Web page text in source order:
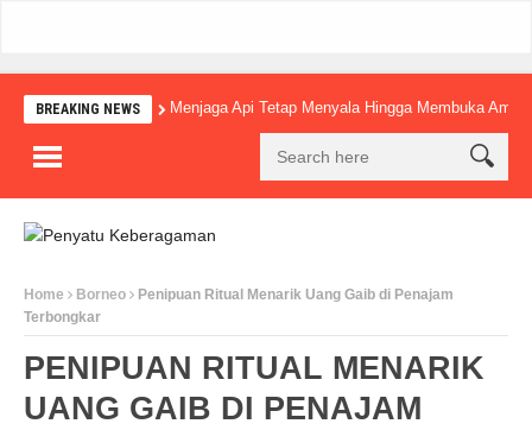
BREAKING NEWS Menjaga Api Tetap Menyala Hingga Membuka
Home Borneo
Penipuan Ritual Menarik Uang Gaib di Penajam
Terbongkar
PENIPUAN RITUAL MENARIK
UANG GAIB DI PENAJAM